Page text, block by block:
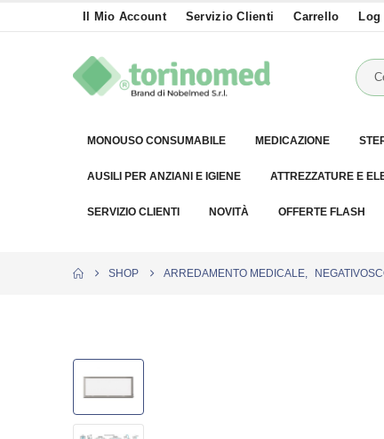
Il Mio Account Servizio Clienti Carrello Log
MONOUSO CONSUMABILE MEDICAZIONE
AUSILI PER ANZIANI E IGIENE ATTREZZATURE E
SERVIZIO CLIENTI NOVITÀ OFFERTE FLASH
SHOP ARREDAMENTO MEDICALE